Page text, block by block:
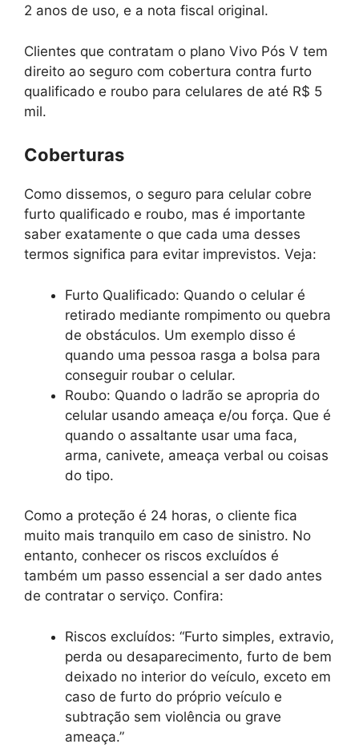
2 anos de uso, e a nota fiscal original.
Clientes que contratam o plano Vivo Pós V tem
direito ao seguro com cobertura contra furto
qualificado e roubo para celulares de até R$ 5
mil.
Coberturas
Como dissemos, o seguro para celular cobre
furto qualificado e roubo, mas é importante
saber exatamente o que cada uma desses
termos significa para evitar imprevistos. Veja:
Furto Qualificado: Quando o celular é
retirado mediante rompimento ou quebra
de obstáculos. Um exemplo disso é
quando uma pessoa rasga a bolsa para
conseguir roubar o celular.
Roubo: Quando o ladrão se apropria do
celular usando ameaça e/ou força. Que é
quando o assaltante usar uma faca,
arma, canivete, ameaça verbal ou coisas
do tipo.
Como a proteção é 24 horas, o cliente fica
muito mais tranquilo em caso de sinistro. No
entanto, conhecer os riscos excluídos é
também um passo essencial a ser dado antes
de contratar o serviço. Confira:
Riscos excluídos: “Furto simples, extravio,
perda ou desaparecimento, furto de bem
deixado no interior do veículo, exceto em
caso de furto do próprio veículo e
subtração sem violência ou grave
ameaça.”